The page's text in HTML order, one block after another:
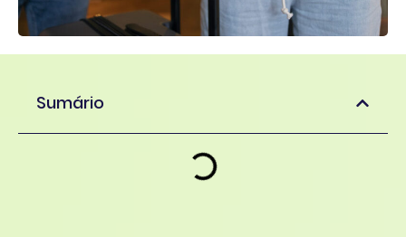
Sumário